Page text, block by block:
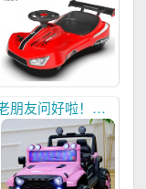
大象款摩托车上海有参展，位置是E7c84展位，欢迎各位家人们前来指导,